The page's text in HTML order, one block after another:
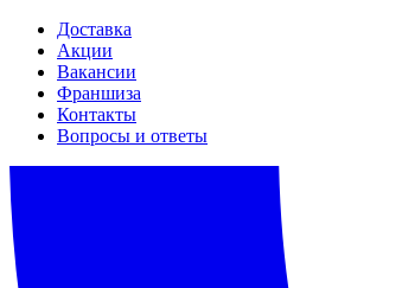
Доставка
Акции
Вакансии
Франшиза
Контакты
Вопросы и ответы